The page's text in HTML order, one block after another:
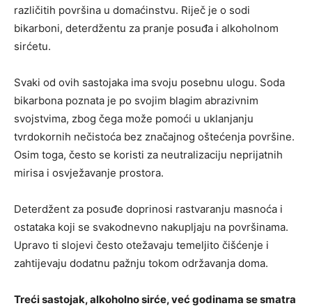
različitih površina u domaćinstvu. Riječ je o sodi
bikarboni, deterdžentu za pranje posuđa i alkoholnom
sirćetu.
Svaki od ovih sastojaka ima svoju posebnu ulogu. Soda
bikarbona poznata je po svojim blagim abrazivnim
svojstvima, zbog čega može pomoći u uklanjanju
tvrdokornih nečistoća bez značajnog oštećenja površine.
Osim toga, često se koristi za neutralizaciju neprijatnih
mirisa i osvježavanje prostora.
Deterdžent za posuđe doprinosi rastvaranju masnoća i
ostataka koji se svakodnevno nakupljaju na površinama.
Upravo ti slojevi često otežavaju temeljito čišćenje i
zahtijevaju dodatnu pažnju tokom održavanja doma.
Treći sastojak, alkoholno sirće, već godinama se smatra